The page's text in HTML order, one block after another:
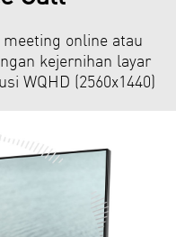
online atau
kejernihan layar
WQHD (2560x1440)